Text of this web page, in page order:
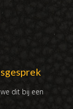
dit bij een